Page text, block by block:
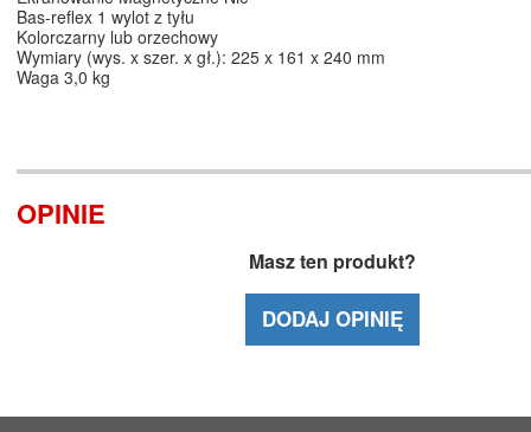
Bas-reflex 1 wylot z tyłu
Kolorczarny lub orzechowy
Wymiary (wys. x szer. x gł.): 225 x 161 x 240 mm
Waga 3,0 kg
OPINIE
Masz ten produkt?
DODAJ OPINIĘ